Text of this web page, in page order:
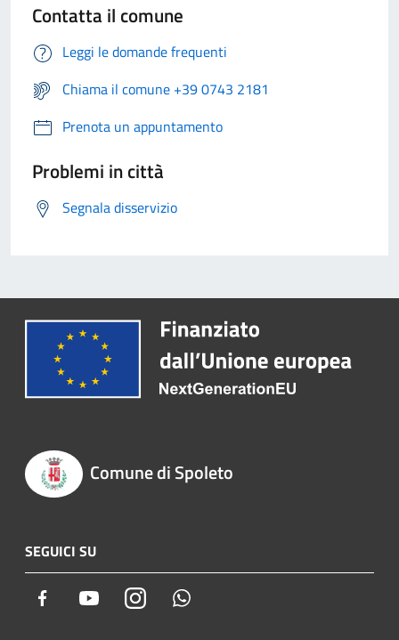
Contatta il comune
Leggi le domande frequenti
Chiama il comune +39 0743 2181
Prenota un appuntamento
Problemi in città
Segnala disservizio
Comune di Spoleto
SEGUICI SU
Facebook YoutubeInstagram